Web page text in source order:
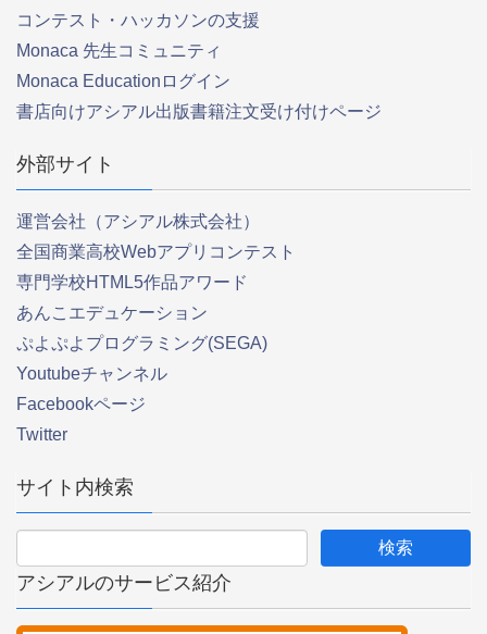
コンテスト・ハッカソンの支援
Monaca 先生コミュニティ
Monaca Educationログイン
書店向けアシアル出版書籍注文受け付けページ
外部サイト
運営会社（アシアル株式会社）
全国商業高校Webアプリコンテスト
専門学校HTML5作品アワード
あんこエデュケーション
ぷよぷよプログラミング(SEGA)
Youtubeチャンネル
Facebookページ
Twitter
サイト内検索
アシアルのサービス紹介